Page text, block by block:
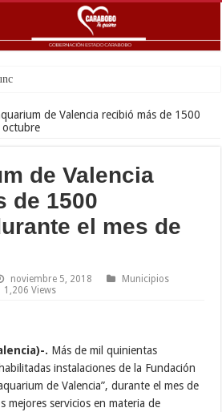
colocación de
de Valencia recibió más de 1500
octubre
de Valencia
de 1500
el mes de
noviembre 5, 2018
Municipios
1,206 Views
. Más de mil quinientas
instalaciones de la Fundación
de Valencia”, durante el mes de
mejores servicios en materia de